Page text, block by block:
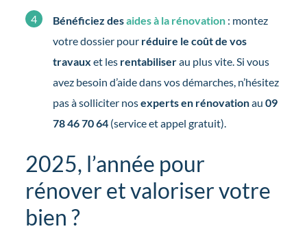
Bénéficiez desaides à la rénovation: montez
votre dossier pourréduire le coût de vos
travaux et lesrentabiliserau plus vite. Si vous
avez besoin d’aide dans vos démarches, n’hésitez
pas à solliciter nosexperts en rénovationau 09
78 46 70 64 (service et appel gratuit).
2025, l’année pour
rénover et valoriser votre
bien ?